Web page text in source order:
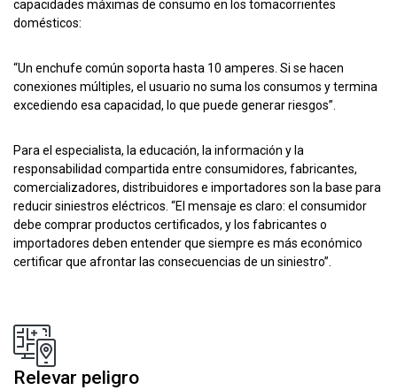
capacidades máximas de consumo en los tomacorrientes
domésticos:
“Un enchufe común soporta hasta 10 amperes. Si se hacen
conexiones múltiples, el usuario no suma los consumos y termina
excediendo esa capacidad, lo que puede generar riesgos”.
Para el especialista, la educación, la información y la
responsabilidad compartida entre consumidores, fabricantes,
comercializadores, distribuidores e importadores son la base para
reducir siniestros eléctricos. “El mensaje es claro: el consumidor
debe comprar productos certificados, y los fabricantes o
importadores deben entender que siempre es más económico
certificar que afrontar las consecuencias de un siniestro”.
Relevar peligro